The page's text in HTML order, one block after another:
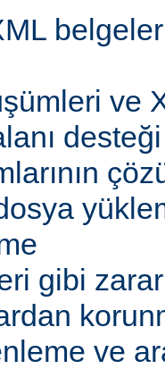
ve
desteği
gibi
ve